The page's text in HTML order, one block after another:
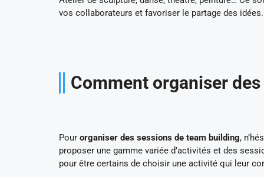
vos collaborateurs et favoriser le partage des idées.
Comment organiser
Pour organiser des sessions de team building,
proposer une gamme variée d’activités et des
pour être certains de choisir une activité qui leur